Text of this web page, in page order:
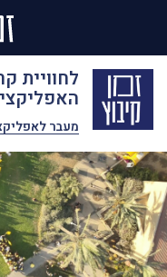
לחוויית
מעבר
Skip
content